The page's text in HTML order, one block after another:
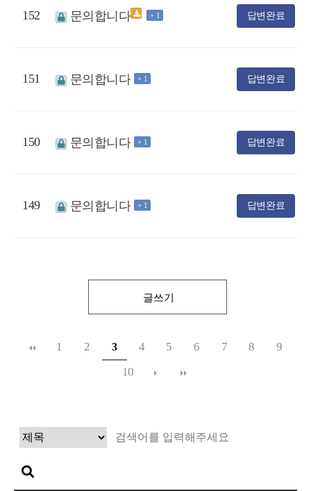
152 문의합니다 + 1 답변완료
151 문의합니다 + 1 답변완료
150 문의합니다 + 1 답변완료
149 문의합니다 + 1 답변완료
글쓰기
1 2 3 4 5 6 7 8
9
10